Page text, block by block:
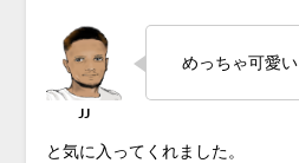
めっちゃ可愛い
と気に入ってくれました。